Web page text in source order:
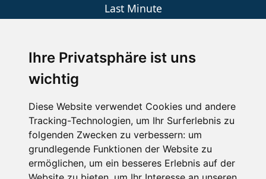
Ihre Privatsphäre ist uns
wichtig
Diese Website verwendet Cookies und andere
Tracking-Technologien, um Ihr Surferlebnis zu
folgenden Zwecken zu verbessern: um
grundlegende Funktionen der Website zu
ermöglichen, um ein besseres Erlebnis auf der
Last Minute
Wellness
SCHNEEHÖHEN SKI APP
Die Schneehoehen Ski APP für iOS und Android - Ein
Muss für alle Wintersportler und Schneefreaks!